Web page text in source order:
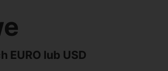
EURO lub USD